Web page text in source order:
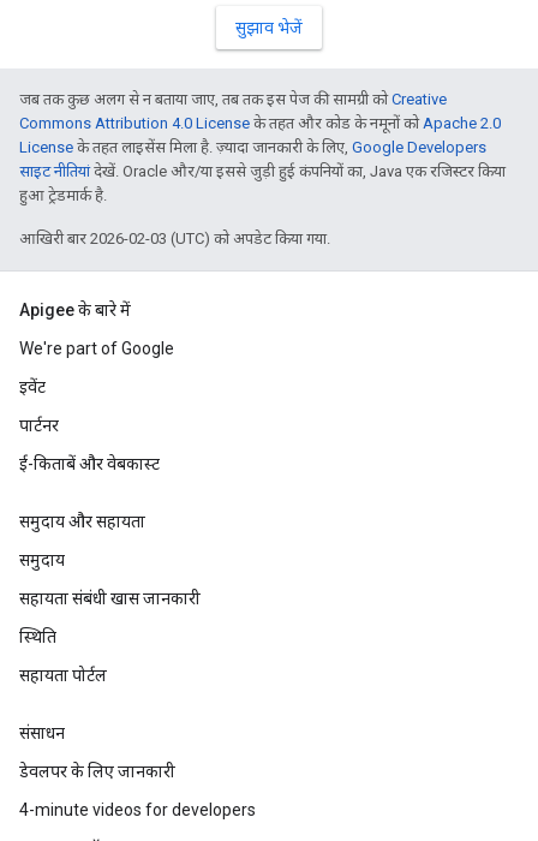
सुझाव भेजें
जब तक कुछ अलग से न बताया जाए, तब तक इस पेज की सामग्री कोCreative
Commons Attribution 4.0 License के तहत और कोड के नमूनों कोApache 2.0
License के तहत लाइसेंस मिला है. ज़्यादा जानकारी के लिए, Google Developers
साइट नीतियांदेखें. Oracle और/या इससे जुड़ी हुई कंपनियों का, Java एक रजिस्टर किया
हुआ ट्रेडमार्क है.
आखिरी बार 2026-02-03 (UTC) को अपडेट किया गया.
Apigee के बारे में
We're part of Google
इवेंट
पार्टनर
ई-किताबें और वेबकास्ट
समुदाय और सहायता
समुदाय
सहायता संबंधी खास जानकारी
स्थिति
सहायता पोर्टल
संसाधन
डेवलपर के लिए जानकारी
4-minute videos for developers